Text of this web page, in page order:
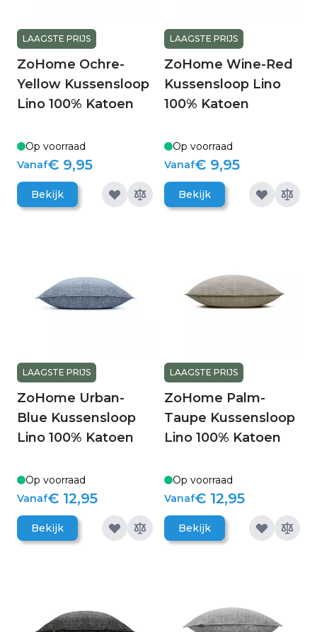
LAAGSTE PRIJS
ZoHome Ochre-
Yellow Kussensloop
Lino 100% Katoen
Op voorraad
Vanaf€ 9,95
Bekijk
LAAGSTE PRIJS
ZoHome Wine-Red
Kussensloop Lino
100% Katoen
Op voorraad
Vanaf€ 9,95
Bekijk
LAAGSTE PRIJS
ZoHome Urban-
Blue Kussensloop
Lino 100% Katoen
Op voorraad
Vanaf€ 12,95
Bekijk
LAAGSTE PRIJS
ZoHome Palm-
Taupe Kussensloop
Lino 100% Katoen
Op voorraad
Vanaf€ 12,95
Bekijk